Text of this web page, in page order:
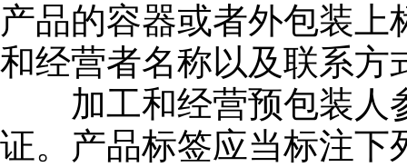
产品的容器或者外包装
和经营者名称以及联系方
加工和经营预包装人
证。产品标签应当标注下